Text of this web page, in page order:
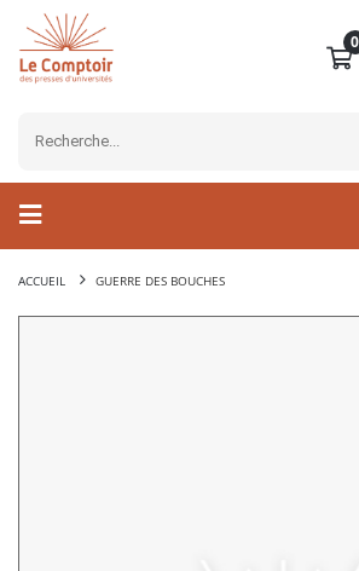
0
ACCUEIL GUERRE DES BOUCHES